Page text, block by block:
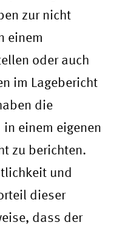
zur nicht
einem
oder auch
im Lagebericht
die
einem eigenen
zu berichten.
und
dieser
dass der